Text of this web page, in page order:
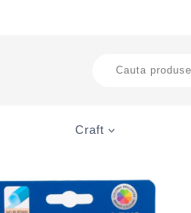
search
Craft